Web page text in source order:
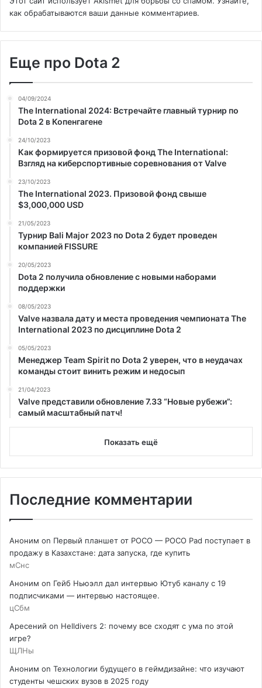
как обрабатываются ваши данные комментариев.
Еще про Dota 2
04/09/2024
The International 2024: Встречайте главный турнир по
Dota 2 в Копенгагене
24/10/2023
Как формируется призовой фонд The International:
Взгляд на киберспортивные соревнования от Valve
23/10/2023
The International 2023. Призовой фонд свыше
$3,000,000 USD
21/05/2023
Турнир Bali Major 2023 по Dota 2 будет проведен
компанией FISSURE
20/05/2023
Dota 2 получила обновление с новыми наборами
поддержки
08/05/2023
Valve назвала дату и места проведения чемпионата The
International 2023 по дисциплине Dota 2
05/05/2023
Менеджер Team Spirit по Dota 2 уверен, что в неудачах
команды стоит винить режим и недосып
21/04/2023
Valve представили обновление 7.33 “Новые рубежи”:
самый масштабный патч!
Показать ещё
Последние комментарии
Аноним on Первый планшет от POCO — POCO Pad поступает в
продажу в Казахстане: дата запуска, где купить
мСнс
Аноним on Гейб Ньюэлл дал интервью Ютуб каналу с 19
подписчиками — интервью настоящее.
цСбм
Аресений on Helldivers 2: почему все сходят с ума по этой
игре?
ЩЛНы
Аноним on Технологии будущего в геймдизайне: что изучают
студенты чешских вузов в 2025 году